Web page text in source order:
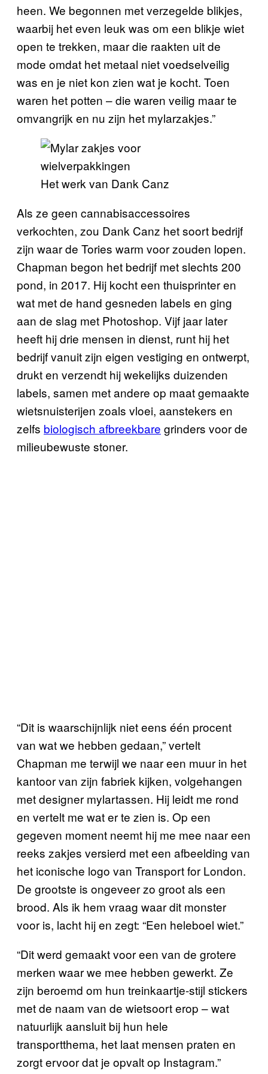
heen. We begonnen met verzegelde blikjes,
waarbij het even leuk was om een blikje wiet
open te trekken, maar die raakten uit de
mode omdat het metaal niet voedselveilig
was en je niet kon zien wat je kocht. Toen
waren het potten – die waren veilig maar te
omvangrijk en nu zijn het mylarzakjes.”
Het werk van Dank Canz
Als ze geen cannabisaccessoires
verkochten, zou Dank Canz het soort bedrijf
zijn waar de Tories warm voor zouden lopen.
Chapman begon het bedrijf met slechts 200
pond, in 2017. Hij kocht een thuisprinter en
wat met de hand gesneden labels en ging
aan de slag met Photoshop. Vijf jaar later
heeft hij drie mensen in dienst, runt hij het
bedrijf vanuit zijn eigen vestiging en ontwerpt,
drukt en verzendt hij wekelijks duizenden
labels, samen met andere op maat gemaakte
wietsnuisterijen zoals vloei, aanstekers en
zelfs biologisch afbreekbare grinders voor de
milieubewuste stoner.
“Dit is waarschijnlijk niet eens één procent
van wat we hebben gedaan,” vertelt
Chapman me terwijl we naar een muur in het
kantoor van zijn fabriek kijken, volgehangen
met designer mylartassen. Hij leidt me rond
en vertelt me wat er te zien is. Op een
gegeven moment neemt hij me mee naar een
reeks zakjes versierd met een afbeelding van
het iconische logo van Transport for London.
De grootste is ongeveer zo groot als een
brood. Als ik hem vraag waar dit monster
voor is, lacht hij en zegt: “Een heleboel wiet.”
“Dit werd gemaakt voor een van de grotere
merken waar we mee hebben gewerkt. Ze
zijn beroemd om hun treinkaartje-stijl stickers
met de naam van de wietsoort erop – wat
natuurlijk aansluit bij hun hele
transportthema, het laat mensen praten en
zorgt ervoor dat je opvalt op Instagram.”